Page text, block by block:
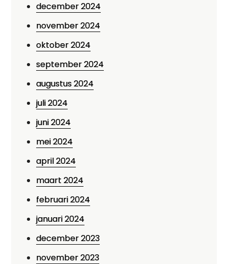
december 2024
november 2024
oktober 2024
september 2024
augustus 2024
juli 2024
juni 2024
mei 2024
april 2024
maart 2024
februari 2024
januari 2024
december 2023
november 2023